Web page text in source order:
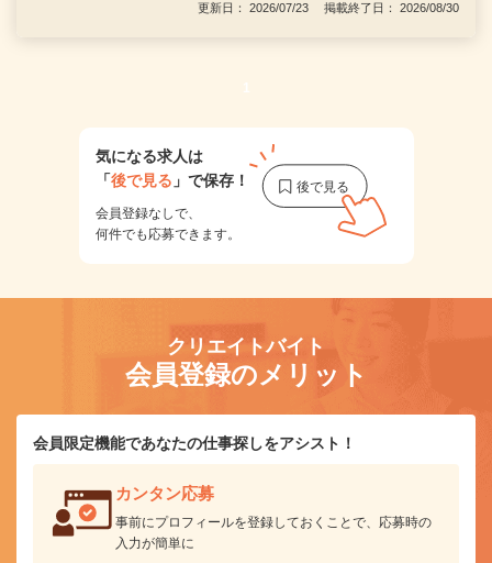
更新日： 2026/07/23 掲載終了日： 2026/08/30
1
気になる求人は
「後で見る 」で保存！
会員登録なしで、
何件でも応募できます。
クリエイトバイト
会員登録のメリット
会員限定機能であなたの仕事探しをアシスト！
カンタン応募
事前にプロフィールを登録しておくことで、応募時の
入力が簡単に